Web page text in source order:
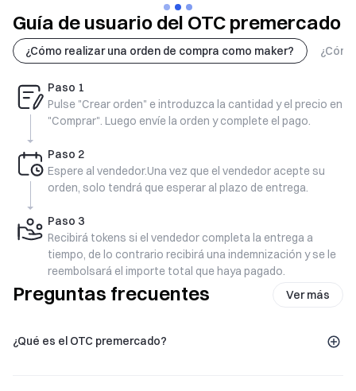
Guía de usuario del OTC premercado
¿Cómo realizar una orden de compra como maker?
Paso 1
Pulse "Crear orden" e introduzca la cantidad y el precio en
"Comprar". Luego envíe la orden y complete el pago.
Paso 2
Espere al vendedor.Una vez que el vendedor acepte su
orden, solo tendrá que esperar al plazo de entrega.
Paso 3
Recibirá tokens si el vendedor completa la entrega a
tiempo, de lo contrario recibirá una indemnización y se le
reembolsará el importe total que haya pagado.
Preguntas frecuentes Ver más
¿Qué es el OTC premercado?